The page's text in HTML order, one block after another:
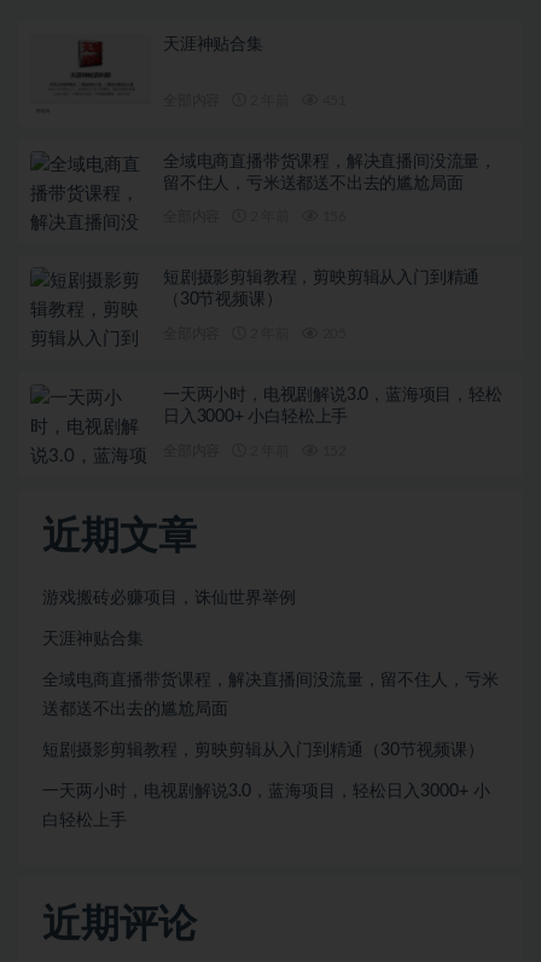
天涯神贴合集
全域电商直播带货课程，解决直播间没流量，
留不住人，亏米送都送不出去的尴尬局面
短剧摄影剪辑教程，剪映剪辑从入门到精通
（30节视频课）
一天两小时，电视剧解说3.0，蓝海项目，轻松
日入3000+ 小白轻松上手
近期文章
游戏搬砖必赚项目，诛仙世界举例
天涯神贴合集
全域电商直播带货课程，解决直播间没流量，留不住人，亏米
送都送不出去的尴尬局面
短剧摄影剪辑教程，剪映剪辑从入门到精通（30节视频课）
一天两小时，电视剧解说3.0，蓝海项目，轻松日入3000+ 小
白轻松上手
近期评论